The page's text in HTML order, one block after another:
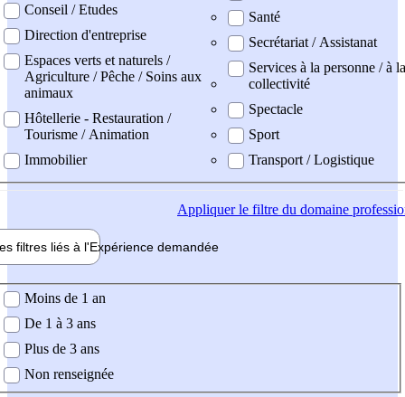
Conseil / Etudes
Direction d'entreprise
Espaces verts et naturels /
Agriculture / Pêche / Soins aux
animaux
Hôtellerie - Restauration /
Tourisme / Animation
Immobilier
Santé
Secrétariat / Assistanat
Services à la personne / à la
collectivité
Spectacle
Sport
Transport / Logistique
Appliquerle filtre du domaine
filtres liés à l'Expérience demandée
demandée
Moins de 1 an
De 1 à 3 ans
Plus de 3 ans
Non renseignée